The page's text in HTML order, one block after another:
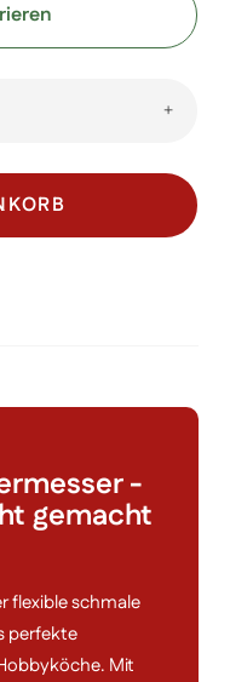
+
-
gemacht
flexible schmale
perfekte
Mit